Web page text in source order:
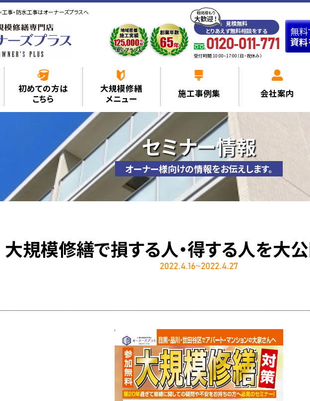
事・防水工事はオーナーズプラスへ
見積無料
とりあえず無料相談をする
0120-011-771
受付時間 10:00~17:00（日・祝休み）
無
資料
初めての方は
こちら
大規模修繕
メニュー
施工事例集 会社案内
セミナー情報
オーナー様向けの情報をお伝えします。
大規模修繕で損する人・得する人を大
2022.4.16~2022.4.27